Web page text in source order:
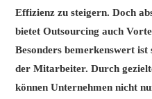
Effizienz zu steigern. Doch
bietet Outsourcing auch
Besonders bemerkenswert
der Mitarbeiter. Durch
können Unternehmen nicht